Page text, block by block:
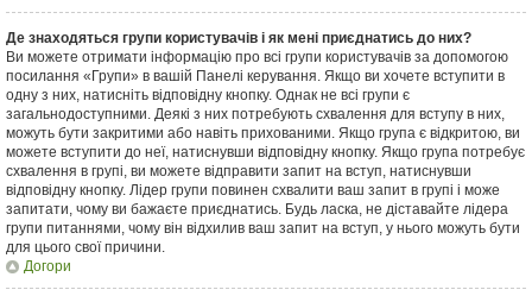
Де знаходяться групи користувачів і як мені приєднатись до них?
Ви можете отримати інформацію про всі групи користувачів за допомогою
посилання «Групи» в вашій Панелі керування. Якщо ви хочете вступити в
одну з них, натисніть відповідну кнопку. Однак не всі групи є
загальнодоступними. Деякі з них потребують схвалення для вступу в них,
можуть бути закритими або навіть прихованими. Якщо група є відкритою, ви
можете вступити до неї, натиснувши відповідну кнопку. Якщо група потребує
схвалення в групі, ви можете відправити запит на вступ, натиснувши
відповідну кнопку. Лідер групи повинен схвалити ваш запит в групі і може
запитати, чому ви бажаєте приєднатись. Будь ласка, не діставайте лідера
групи питаннями, чому він відхилив ваш запит на вступ, у нього можуть бути
для цього свої причини.
Догори